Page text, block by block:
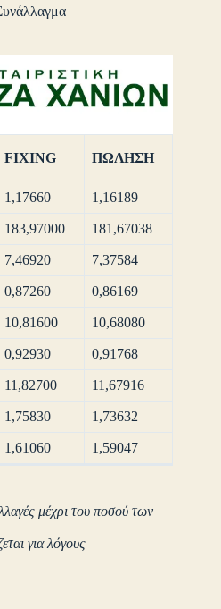
FIXING ΠΩΛΗΣΗ
1,17660 1,16189
183,97000 181,67038
7,46920 7,37584
0,87260 0,86169
10,81600 10,68080
0,92930 0,91768
11,82700 11,67916
1,75830 1,73632
1,61060 1,59047
μέχρι του ποσού των
για λόγους